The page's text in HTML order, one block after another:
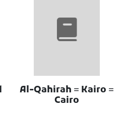
Al-Qahirah = Kairo =
Cairo